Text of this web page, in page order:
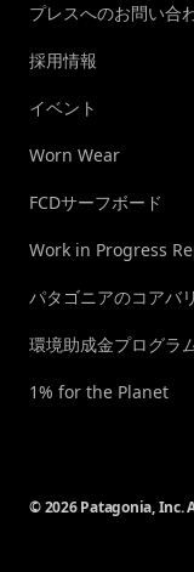
プレスへのお問い合
採用情報
イベント
Worn Wear
FCDサーフボード
Work in Progress
パタゴニアのコアバ
環境助成金プログラ
1% for the Planet
© 2026 Patagonia, Inc.